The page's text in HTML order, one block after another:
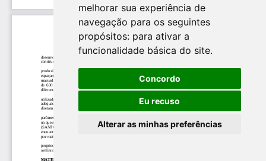
melhorar sua experiência de
navegação para os seguintes
propósitos: para ativar a
funcionalidade básica do site.
Concordo
Eu recuso
Alterar as minhas preferências